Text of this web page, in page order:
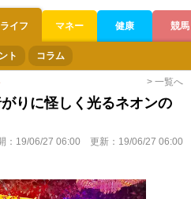
ライフ マネー 健康 競馬
ス
ト コラム
> 一覧へ
りに怪しく光るネオンの
： 19/06/27 06:00 更新： 19/06/27 06:00